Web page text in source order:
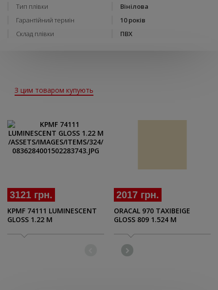
Тип плівки
Вінілова
Гарантійний термін
10 років
Склад плівки
ПВХ
З цим товаром купують
3121 грн.
KPMF 74111 LUMINESCENT
GLOSS 1.22 M
2017 грн.
ORACAL 970 TAXIBEIGE
GLOSS 809 1.524 M